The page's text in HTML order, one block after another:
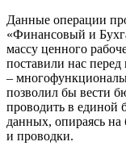
Данные операции
«Финансовый и
массу ценного
поставили нас
–
позволил бы вести
проводить в единой
данных, опираясь на
и проводки.